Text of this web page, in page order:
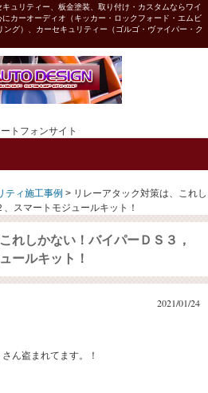
ュリティー、板金塗装、取り付け・カスタムならワイ
カーオーディオ（キッカー・ロックフォード・エムビ
グ）、カーセキュリティー（ゴルゴ・ヴァイパー・ク
トフォンサイト
ティ施工事例 > リレーアタック対策は、これし
スマートモジュールキット！
れしかない！バイパーＤＳ３，
ールキット！
2021/01/24
ん盗まれてます。！